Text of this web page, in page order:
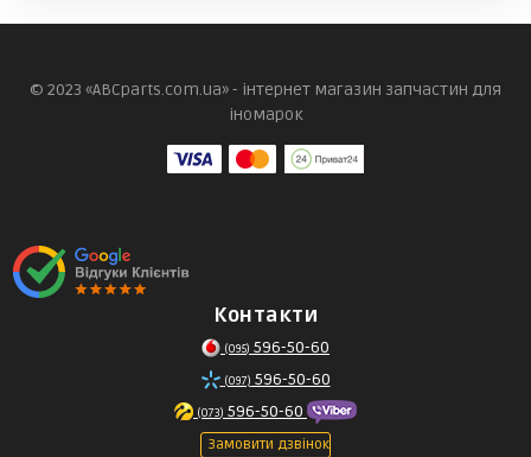
© 2023 «ABCparts.com.ua» - інтернет магазин запчастин для
іномарок
Контакти
(095) 596-50-60
(097) 596-50-60
(073) 596-50-60
Замовити дзвінок